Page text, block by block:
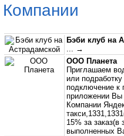
Компании
Бэби клуб на
... →
ООО Планета
Приглашаем
или
подключение к
приложении Вы
Компании
15% за заказ(в
выполненных